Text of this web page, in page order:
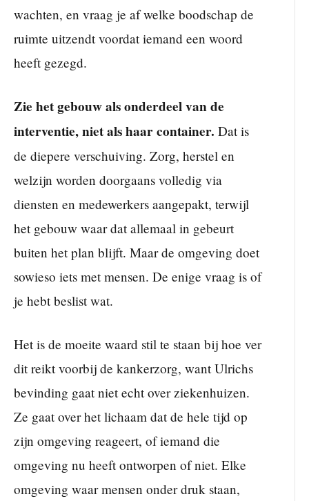
wachten, en vraag je af welke boodschap de
ruimte uitzendt voordat iemand een woord
heeft gezegd.
Zie het gebouw als onderdeel van de
interventie, niet als haar container. Dat is
de diepere verschuiving. Zorg, herstel en
welzijn worden doorgaans volledig via
diensten en medewerkers aangepakt, terwijl
het gebouw waar dat allemaal in gebeurt
buiten het plan blijft. Maar de omgeving doet
sowieso iets met mensen. De enige vraag is of
je hebt beslist wat.
Het is de moeite waard stil te staan bij hoe ver
dit reikt voorbij de kankerzorg, want Ulrichs
bevinding gaat niet echt over ziekenhuizen.
Ze gaat over het lichaam dat de hele tijd op
zijn omgeving reageert, of iemand die
omgeving nu heeft ontworpen of niet. Elke
omgeving waar mensen onder druk staan,